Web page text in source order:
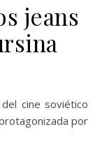
jeans
por